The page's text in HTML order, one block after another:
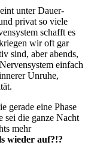
unter Dauer-
privat so viele
schafft es
wir oft gar
sind, aber abends,
einfach
Unruhe,
gerade eine Phase
sei die ganze Nacht
mehr
wieder auf?!?